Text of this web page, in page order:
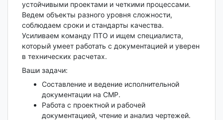
устойчивыми проектами и четкими процессами.
Ведем объекты разного уровня сложности,
соблюдаем сроки и стандарты качества.
Усиливаем команду ПТО и ищем специалиста,
который умеет работать с документацией и уверен
в технических расчетах.
Ваши задачи:
Составление и ведение исполнительной
документации на СМР.
Работа с проектной и рабочей
документацией, чтение и анализ чертежей.